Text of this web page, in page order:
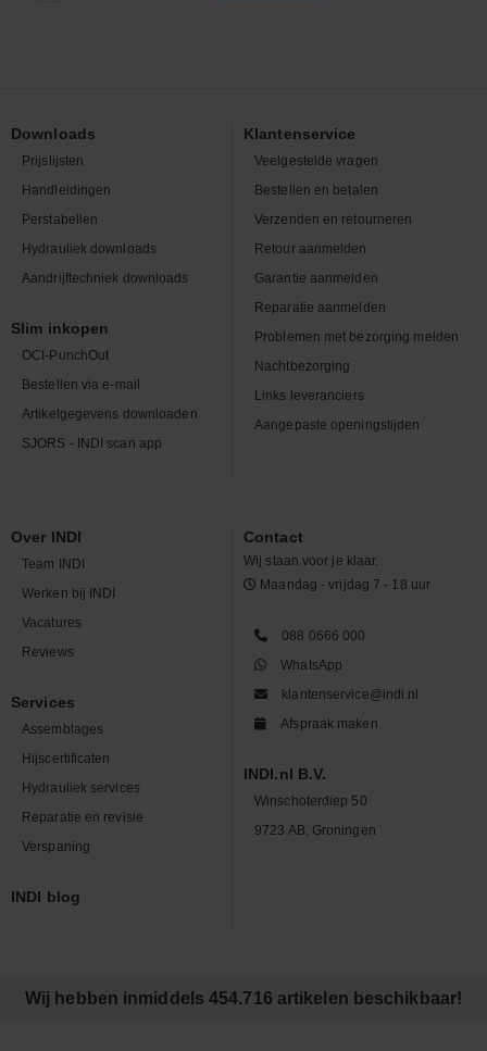
Downloads
Prijslijsten
Handleidingen
Perstabellen
Hydrauliek downloads
Aandrijftechniek downloads
Slim inkopen
OCI-PunchOut
Bestellen via e-mail
Artikelgegevens downloaden
SJORS - INDI scan app
Klantenservice
Veelgestelde vragen
Bestellen en betalen
Verzenden en retourneren
Retour aanmelden
Garantie aanmelden
Reparatie aanmelden
Problemen met bezorging melden
Nachtbezorging
Links leveranciers
Aangepaste openingstijden
Over INDI
Team INDI
Werken bij INDI
Vacatures
Reviews
Services
Assemblages
Hijscertificaten
Hydrauliek services
Reparatie en revisie
Verspaning
INDI blog
Contact
Wij staan voor je klaar.
Maandag - vrijdag 7 - 18 uur
088 0666 000
WhatsApp
klantenservice@indi.nl
Afspraak maken
INDI.nl B.V.
Winschoterdiep 50
9723 AB, Groningen
Wij hebben inmiddels 454.716 artikelen beschikbaar!